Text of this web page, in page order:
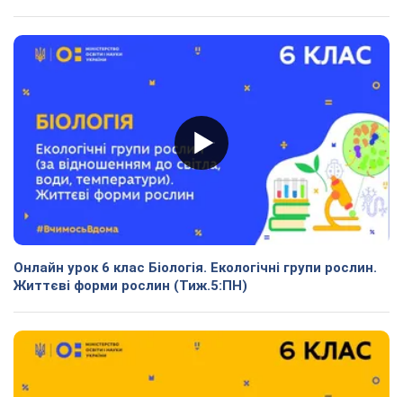
Онлайн урок 6 клас Біологія. Екологічні групи рослин.
Життєві форми рослин (Тиж.5:ПН)